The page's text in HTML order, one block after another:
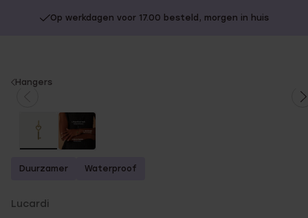
Op werkdagen voor 17.00 besteld, morgen in huis
You
Hangers
Duurzamer Waterproof
Lucardi